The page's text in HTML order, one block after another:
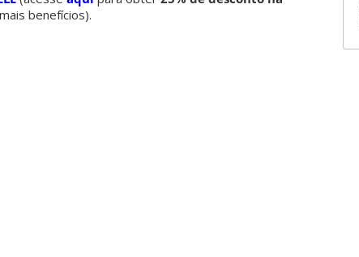
benefícios).